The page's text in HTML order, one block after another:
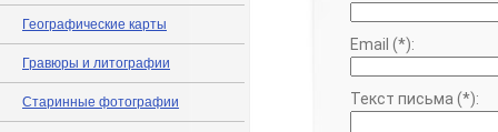
Географические карты
Гравюры и литографии
Старинные фотографии
Email (*):
Текст письма (*):